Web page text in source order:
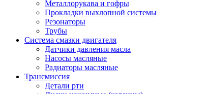
Металлорукава и гофры
Прокладки выхлопной системы
Резонаторы
Трубы
Система смазки двигателя
Датчики давления масла
Насосы масляные
Радиаторы масляные
Трансмиссия
Детали рти